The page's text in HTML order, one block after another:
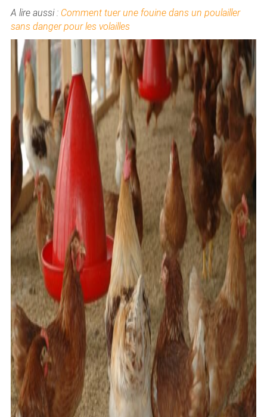
A lire aussi : Comment tuer une fouine dans un poulailler
sans danger pour les volailles